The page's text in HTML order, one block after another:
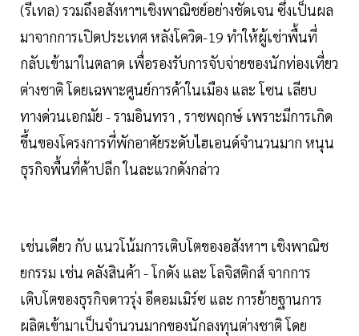
(รีเทล) รวมถึงอสังหาฯเชิงพาณิชย์อย่างชัดเจน ซึ่งเป็นผล
มาจากการเปิดประเทศ หลังโควิด-19 ทำให้ผู้เช่าพื้นที่
กลับเข้ามาในตลาด เพื่อรองรับการจับจ่ายของนักท่องเที่ยว
ต่างชาติ โดยเฉพาะศูนย์การค้าในเมือง และ โซน เลียบ
ทางด่วนเอกมัย - รามอินทรา , ราชพฤกษ์ เพราะมีการเกิด
ขึ้นของโครงการที่พักอาศัยระดับไฮเอนด์จำนวนมาก หนุน
ธุรกิจพื้นที่ค้าปลีก ในละแวกดังกล่าว
เช่นเดียว กับ แนวโน้มการเติบโตของอสังหาฯ เชิงพาณิช
ยกรรม เช่น คลังสินค้า - โกดัง และ โลจิสติกส์ จากการ
เติบโตของธุรกิจดาวรุ่ง อีคอมเมิร์ซ และ การย้ายฐานการ
ผลิตเข้ามาเป็นจำนวนมากของนักลงทุนต่างชาติ โดย